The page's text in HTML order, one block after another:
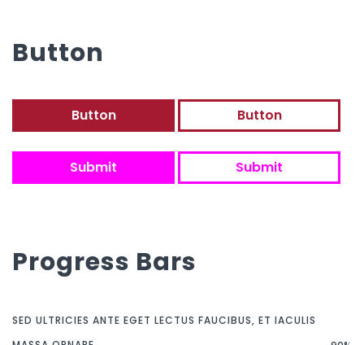
Button
Button Button
Submit Submit
Progress Bars
SED ULTRICIES ANTE EGET LECTUS FAUCIBUS, ET IACULIS